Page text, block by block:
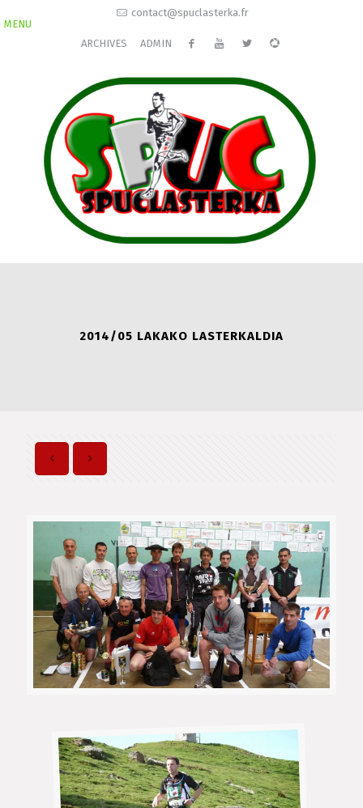
contact@spuclasterka.fr
ARCHIVES ADMIN
MENU
2014/05 LAKAKO LASTERKALDIA